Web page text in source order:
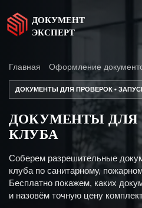
ДОКУМЕНТ
ЭКСПЕРТ
Главная Оформление
ДОКУМЕНТЫ ДЛЯ ПРОВЕРОК •
ДОКУМЕНТЫ ДЛЯ
КЛУБА
Соберем разрешительные
клуба по санитарному,
Бесплатно покажем, каких
и назовём точную цену